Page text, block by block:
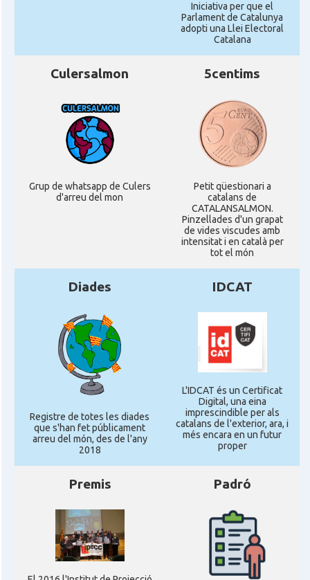
Catalans a WIGHT
Casal Centre Català d'Escòcia
Delegació del Govern al Regne Unit i
Irlanda
Consolat general a Edinburgh
Ambaixada
* + ambaixades i consolats
Iniciativa per que el
Parlament de Catalunya
adopti una Llei Electoral
Catalana
Culersalmon
Grup de whatsapp de Culers
d'arreu del mon
5centims
Petit qüestionari a
catalans de
CATALANSALMON.
Pinzellades d'un grapat
de vides viscudes amb
intensitat i en català per
tot el món
Diades
Registre de totes les diades
que s'han fet públicament
arreu del món, des de l'any
2018
IDCAT
L'IDCAT és un Certificat
Digital, una eina
imprescindible per als
catalans de l'exterior, ara, i
més encara en un futur
proper
Premis Padró